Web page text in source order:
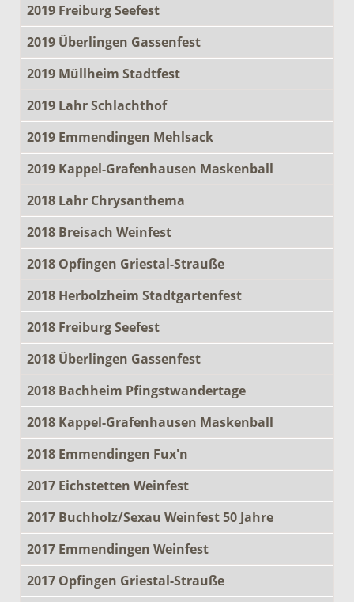
2019 Freiburg Seefest
2019 Überlingen Gassenfest
2019 Müllheim Stadtfest
2019 Lahr Schlachthof
2019 Emmendingen Mehlsack
2019 Kappel-Grafenhausen Maskenball
2018 Lahr Chrysanthema
2018 Breisach Weinfest
2018 Opfingen Griestal-Strauße
2018 Herbolzheim Stadtgartenfest
2018 Freiburg Seefest
2018 Überlingen Gassenfest
2018 Bachheim Pfingstwandertage
2018 Kappel-Grafenhausen Maskenball
2018 Emmendingen Fux'n
2017 Eichstetten Weinfest
2017 Buchholz/Sexau Weinfest 50 Jahre
2017 Emmendingen Weinfest
2017 Opfingen Griestal-Strauße